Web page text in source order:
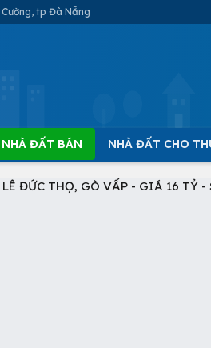
tp Đà Nẵng
NHÀ ĐẤT BÁN NHÀ ĐẤT CHO